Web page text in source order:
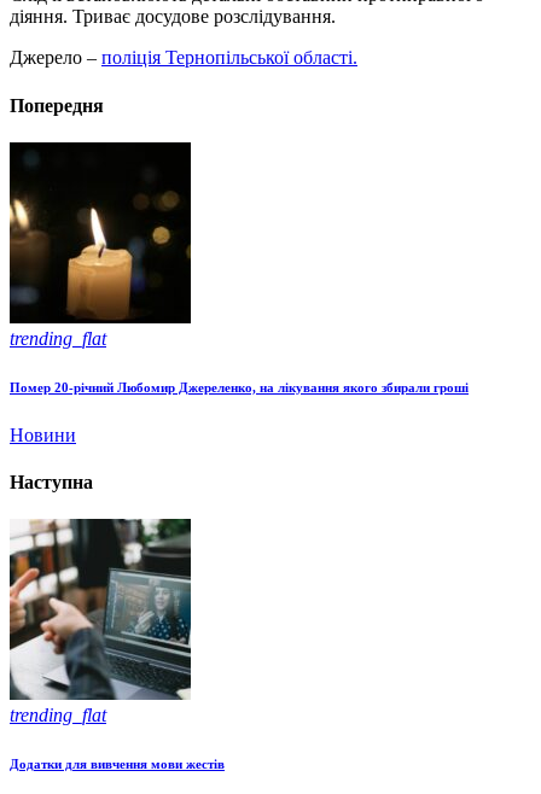
діяння. Триває досудове розслідування.
Джерело – поліція Тернопільської області.
Попередня
trending_flat
Помер 20-річний Любомир Джереленко, на лікування якого збирали гроші
Новини
Наступна
trending_flat
Додатки для вивчення мови жестів